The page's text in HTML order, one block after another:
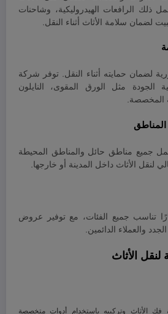
ذلك الرافعات الهيدروليكية، وشاحنات
لضمان سلامة الأثاث أثناء النقل.
لضمان حمايته أثناء النقل. توفر شركة
الجودة مثل الورق المقوى، النايلون
المخصصة.
جميع مناطق حائل والمناطق المحيطة
لنقل الأثاث داخل المدينة أو خارجها.
تناسب جميع الفئات، مع توفير عروض
والعملاء الدائمين.
الأثاث
الأثاث وتركيبه باستخدام أدوات متخصصة